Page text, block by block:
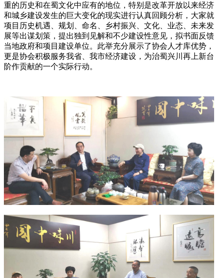
重的历史和在蜀文化中应有的地位，特别是改革开放以来经济
和城乡建设发生的巨大变化的现实进行认真回顾分析，大家就
项目历史机遇、规划、命名、乡村振兴、文化、业态、未来发
展等出谋划策，提出独到见解和不少建设性意见，拟书面反馈
当地政府和项目建设单位。此举充分展示了协会人才库优势，
更是协会积极服务我省、我市经济建设，为治蜀兴川再上新台
阶作贡献的一个实际行动。